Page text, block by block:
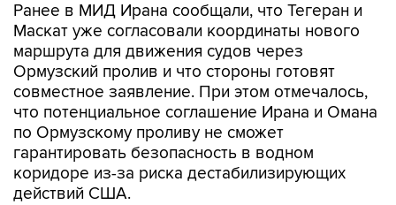
Ранее в МИД Ирана сообщали, что Тегеран и
Маскат уже согласовали координаты нового
маршрута для движения судов через
Ормузский пролив и что стороны готовят
совместное заявление. При этом отмечалось,
что потенциальное соглашение Ирана и Омана
по Ормузскому проливу не сможет
гарантировать безопасность в водном
коридоре из-за риска дестабилизирующих
действий США.